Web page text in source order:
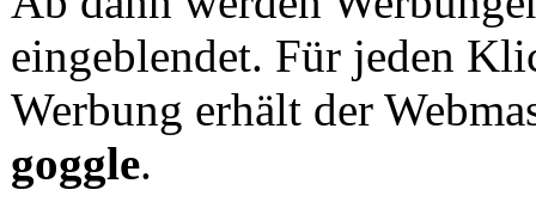
eingeblendet. Für jeden
Werbung erhält der
goggle.